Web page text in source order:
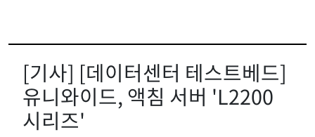
[기사] [데이터센터 테스트베드]
유니와이드, 액침 서버 'L2200
시리즈'